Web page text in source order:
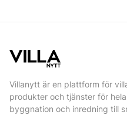
Villanytt är en plattform för
produkter och tjänster för
byggnation och inredning till